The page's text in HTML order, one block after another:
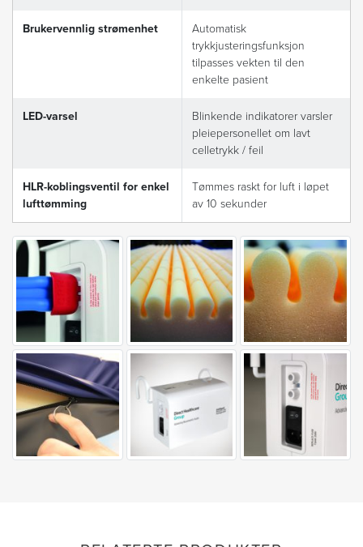
Brukervennlig strømenhet
Automatisk
trykkjusteringsfunksjon
tilpasses vekten til den
enkelte pasient
LED-varsel
Blinkende indikatorer varsler
pleiepersonellet om lavt
celletrykk / feil
HLR-koblingsventil for enkel
lufttømming
Tømmes raskt for luft i løpet
av 10 sekunder